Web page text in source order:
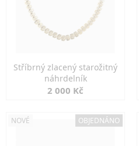
Stříbrný zlacený starožitný
náhrdelník
2 000 Kč
NOVÉ OBJEDNÁNO